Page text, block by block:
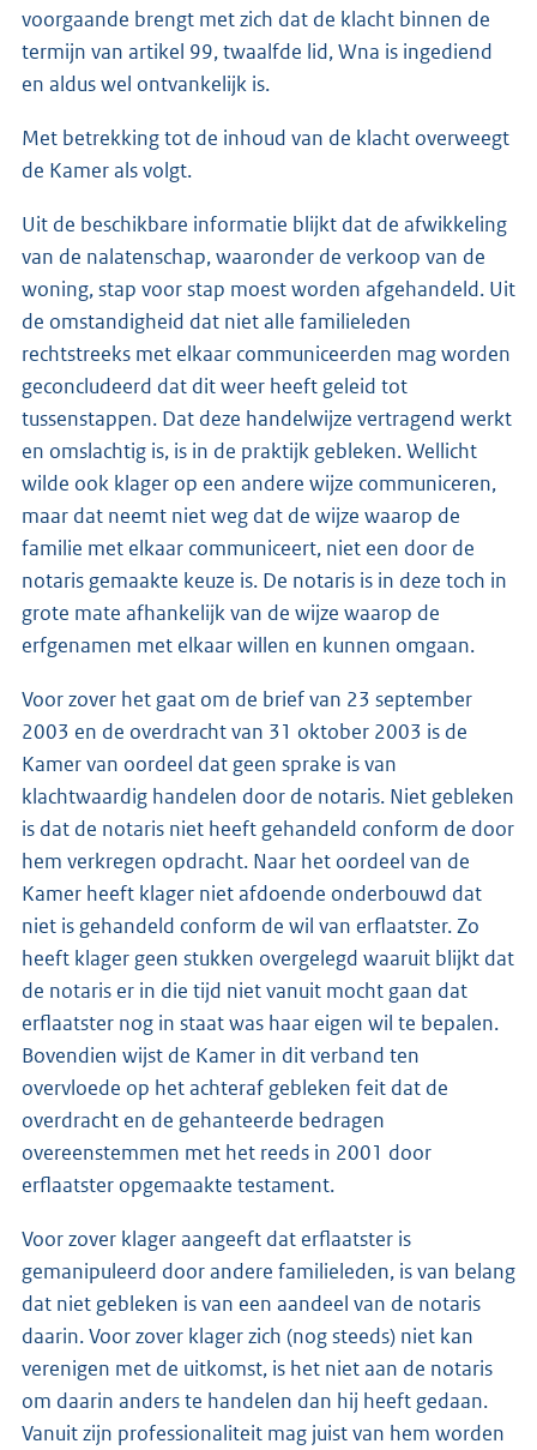
voorgaande brengt met zich dat de klacht binnen de
termijn van artikel 99, twaalfde lid, Wna is ingediend
en aldus wel ontvankelijk is.
Met betrekking tot de inhoud van de klacht overweegt
de Kamer als volgt.
Uit de beschikbare informatie blijkt dat de afwikkeling
van de nalatenschap, waaronder de verkoop van de
woning, stap voor stap moest worden afgehandeld. Uit
de omstandigheid dat niet alle familieleden
rechtstreeks met elkaar communiceerden mag worden
geconcludeerd dat dit weer heeft geleid tot
tussenstappen. Dat deze handelwijze vertragend werkt
en omslachtig is, is in de praktijk gebleken. Wellicht
wilde ook klager op een andere wijze communiceren,
maar dat neemt niet weg dat de wijze waarop de
familie met elkaar communiceert, niet een door de
notaris gemaakte keuze is. De notaris is in deze toch in
grote mate afhankelijk van de wijze waarop de
erfgenamen met elkaar willen en kunnen omgaan.
Voor zover het gaat om de brief van 23 september
2003 en de overdracht van 31 oktober 2003 is de
Kamer van oordeel dat geen sprake is van
klachtwaardig handelen door de notaris. Niet gebleken
is dat de notaris niet heeft gehandeld conform de door
hem verkregen opdracht. Naar het oordeel van de
Kamer heeft klager niet afdoende onderbouwd dat
niet is gehandeld conform de wil van erflaatster. Zo
heeft klager geen stukken overgelegd waaruit blijkt dat
de notaris er in die tijd niet vanuit mocht gaan dat
erflaatster nog in staat was haar eigen wil te bepalen.
Bovendien wijst de Kamer in dit verband ten
overvloede op het achteraf gebleken feit dat de
overdracht en de gehanteerde bedragen
overeenstemmen met het reeds in 2001 door
erflaatster opgemaakte testament.
Voor zover klager aangeeft dat erflaatster is
gemanipuleerd door andere familieleden, is van belang
dat niet gebleken is van een aandeel van de notaris
daarin. Voor zover klager zich (nog steeds) niet kan
verenigen met de uitkomst, is het niet aan de notaris
om daarin anders te handelen dan hij heeft gedaan.
Vanuit zijn professionaliteit mag juist van hem worden